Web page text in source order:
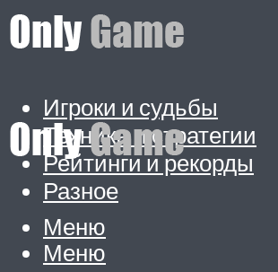
Игроки и судьбы
Техника и стратегии
Рейтинги и рекорды
Разное
Меню
Меню